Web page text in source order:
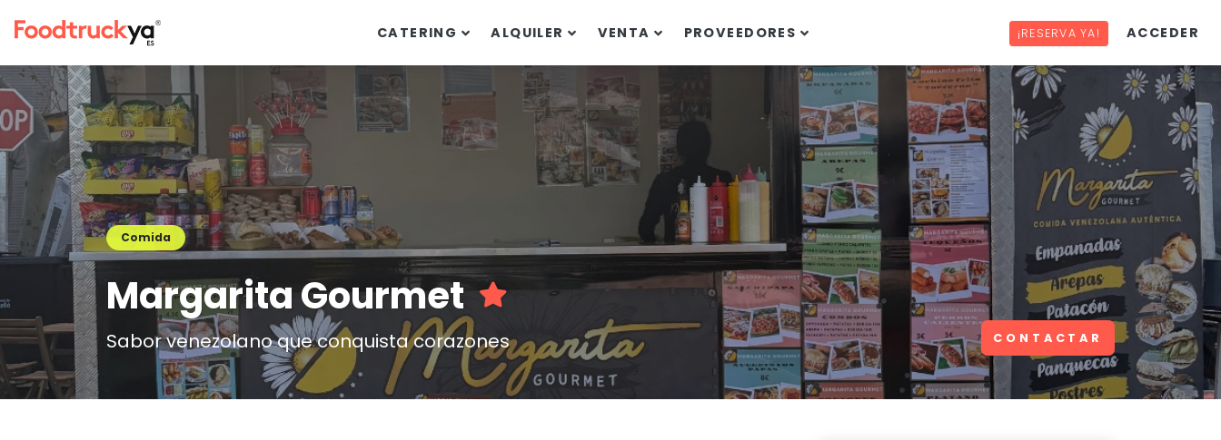
CATERING ALQUILER VENTA PROVEEDORES ¡RESERVA YA! ACCEDER
Comida
Margarita Gourmet
Sabor venezolano que conquista corazones CONTACTAR